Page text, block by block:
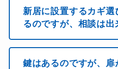
新居に設置するカギ選
るのですが、相談は出
鍵はあるのですが、扉